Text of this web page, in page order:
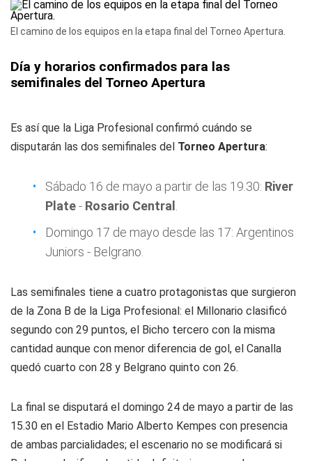
El camino de los equipos en la etapa final del Torneo Apertura.
Día y horarios confirmados para las
semifinales del Torneo Apertura
Es así que la Liga Profesional confirmó cuándo se
disputarán las dos semifinales del Torneo Apertura:
Sábado 16 de mayo a partir de las 19.30: River
Plate- Rosario Central
Domingo 17 de mayo desde las 17: Argentinos
Juniors - Belgrano.
Las semifinales tiene a cuatro protagonistas que surgieron
de la Zona B de la Liga Profesional: el Millonario clasificó
segundo con 29 puntos, el Bicho tercero con la misma
cantidad aunque con menor diferencia de gol, el Canalla
quedó cuarto con 28 y Belgrano quinto con 26.
La final se disputará el domingo 24 de mayo a partir de las
15.30 en el Estadio Mario Alberto Kempes con presencia
de ambas parcialidades; el escenario no se modificará si